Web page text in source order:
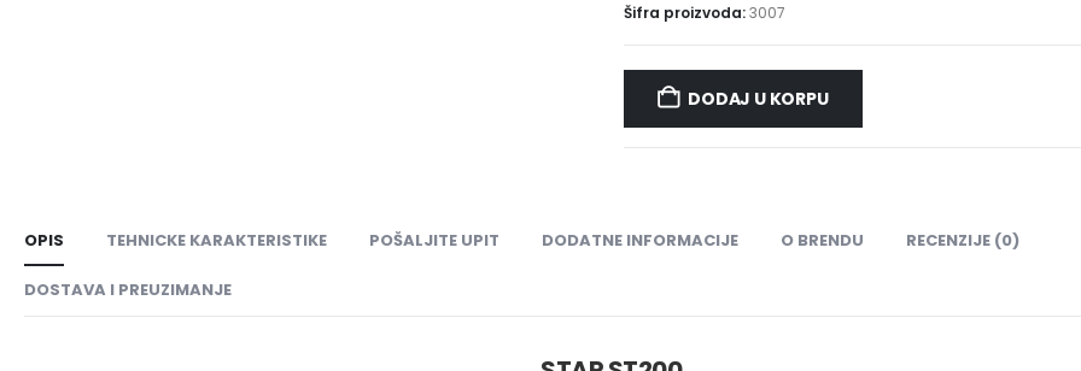
Šifra proizvoda:3007
DODAJ U KORPU
OPIS TEHNICKE KARAKTERISTIKE POŠALJITE UPIT DODATNE INFORMACIJE O BRENDU RECENZIJE (0)
DOSTAVA I PREUZIMANJE